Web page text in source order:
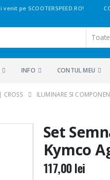
venit pe SCOOTERSPEED.RO!
INFO CONTUL MEU
CROSS ILUMINARE SI
Set
Kymco
117,00lei